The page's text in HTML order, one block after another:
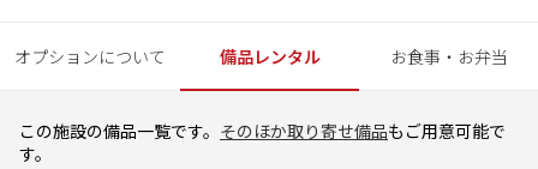
オプションについて 備品レンタル お食事・お弁当
この施設の備品一覧です。 そのほか取り寄せ備品もご用意可能で
す。